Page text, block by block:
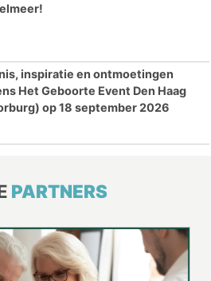
inspiratie en ontmoetingen
Het Geboorte Event Den Haag
op 18 september 2026
PARTNERS